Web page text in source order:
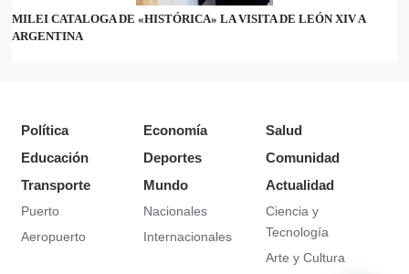
MILEI CATALOGA DE «HISTÓRICA» LA VISITA DE LEÓN XIV A
ARGENTINA
Política Economía
Salud
Educación
Deportes
Comunidad
Transporte
Puerto
Aeropuerto
Mundo
Nacionales
Internacionales
Actualidad
Ciencia y
Tecnología
Arte y Cultura